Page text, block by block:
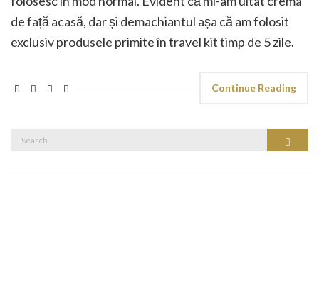
de față acasă, dar și demachiantul așa că am folosit
exclusiv produsele primite în travel kit timp de 5 zile.
Continue Reading